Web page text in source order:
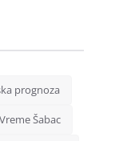
prognoza
Vreme Šabac